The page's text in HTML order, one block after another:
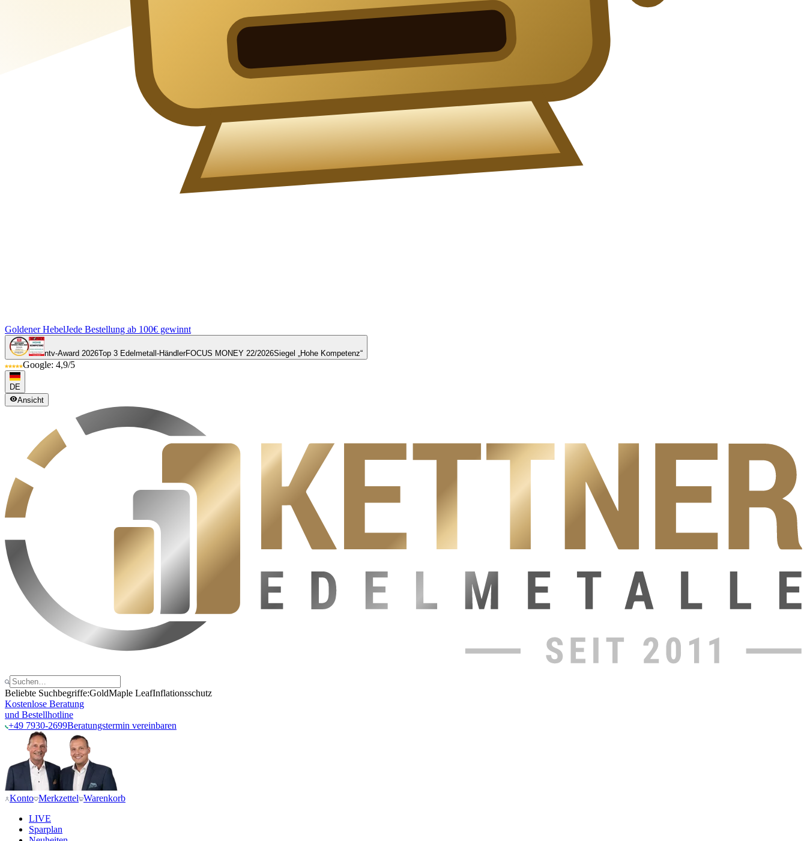
Goldener HebelJede Bestellung ab 100€ gewinnt
ntv-Award 2026Top 3 Edelmetall-HändlerFOCUS MONEY 22/2026Siegel „Hohe Kompetenz“
Google: 4,9/5
DE
Ansicht
Beliebte Suchbegriffe:GoldMaple LeafInflationsschutz
Kostenlose Beratung
und Bestellhotline
+49 7930-2699Beratungstermin vereinbaren
Konto Merkzettel Warenkorb
LIVE
Sparplan